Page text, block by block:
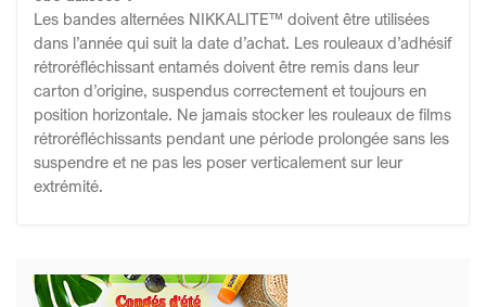
Les bandes alternées NIKKALITE™ doivent être utilisées
dans l’année qui suit la date d’achat. Les rouleaux d’adhésif
rétroréfléchissant entamés doivent être remis dans leur
carton d’origine, suspendus correctement et toujours en
position horizontale. Ne jamais stocker les rouleaux de films
rétroréfléchissants pendant une période prolongée sans les
suspendre et ne pas les poser verticalement sur leur
extrémité.